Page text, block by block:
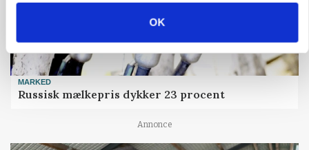
OK
MARKED
Russisk mælkepris dykker 23 procent
Annonce